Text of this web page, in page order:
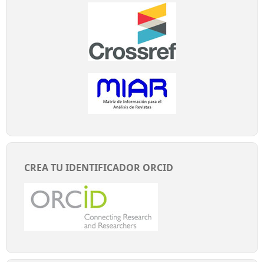
CREA TU IDENTIFICADOR ORCID